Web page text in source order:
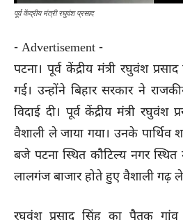
पूर्व केंद्रीय मंत्री रघुवंश प्रसाद
- Advertisement -
पटना। पूर्व केंद्रीय मंत्री रघुवंश
गई। उन्होंने बिहार सरकार ने
विदाई दी। पूर्व केंद्रीय मंत्री रघुवंश
वैशाली ले जाया गया। उनके पार्थिव
बजे पटना स्थित कौटिल्य नगर
लालगंज बाजार होते हुए वैशाली गढ़ ले
रघुवंश प्रसाद सिंह का पैतृक गांव